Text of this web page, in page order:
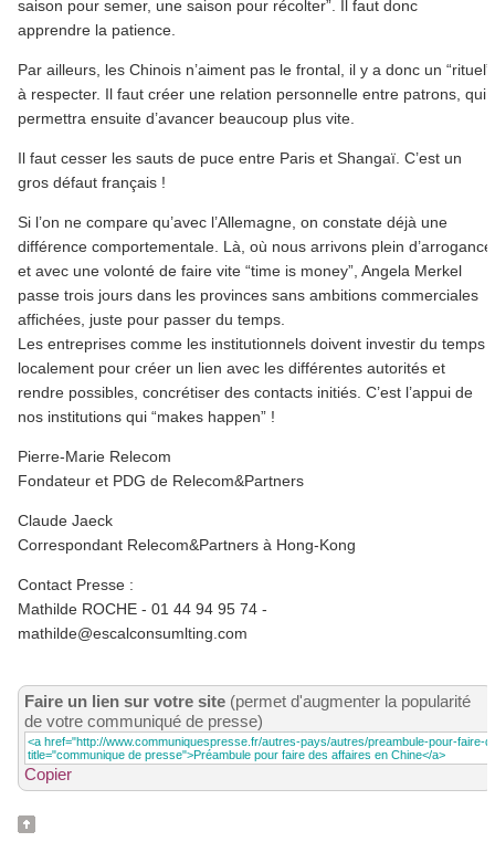
saison pour semer, une saison pour récolter”. Il faut donc
apprendre la patience.
Par ailleurs, les Chinois n’aiment pas le frontal, il y a donc un “rituel”
à respecter. Il faut créer une relation personnelle entre patrons, qui
permettra ensuite d’avancer beaucoup plus vite.
Il faut cesser les sauts de puce entre Paris et Shangaï. C’est un
gros défaut français !
Si l’on ne compare qu’avec l’Allemagne, on constate déjà une
différence comportementale. Là, où nous arrivons plein d’arrogance
et avec une volonté de faire vite “time is money”, Angela Merkel
passe trois jours dans les provinces sans ambitions commerciales
affichées, juste pour passer du temps.
Les entreprises comme les institutionnels doivent investir du temps
localement pour créer un lien avec les différentes autorités et
rendre possibles, concrétiser des contacts initiés. C’est l’appui de
nos institutions qui “makes happen” !
Pierre-Marie Relecom
Fondateur et PDG de Relecom&Partners
Claude Jaeck
Correspondant Relecom&Partners à Hong-Kong
Contact Presse :
Mathilde ROCHE - 01 44 94 95 74 -
mathilde@escalconsumlting.com
Faire un lien sur votre site (permet d'augmenter la popularité
de votre communiqué de presse)
Copier